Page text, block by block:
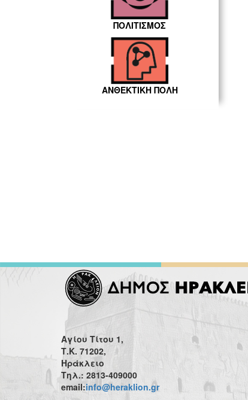
ΠΟΛΙΤΙΣΜΟΣ
ΑΝΘΕΚΤΙΚΗ ΠΟΛΗ
Αγίου Τίτου 1,
Τ.Κ. 71202,
Ηράκλειο
Τηλ.: 2813-409000
email:info@heraklion.gr